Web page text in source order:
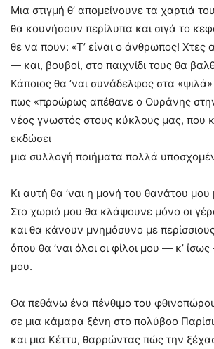
Μια στιγμή θ’ απομείνουνε τα χαρτιά
θα κουνήσουν περίλυπα και σιγά το
θε να πουν: «Τ’ είναι ο άνθρωπος! Χτες
— και, βουβοί, στο παιχνίδι τους θα
Κάποιος θα ’ναι συνάδελφος στα
πως «προώρως απέθανε ο Ουράνης
νέος γνωστός στους κύκλους μας, που
εκδώσει
μια συλλογή ποιήματα πολλά
Κι αυτή θα ’ναι η μονή του θανάτου μου
Στο χωριό μου θα κλάψουνε μόνο οι
και θα κάνουν μνημόσυνο με
όπου θα ’ναι όλοι οι φίλοι μου — κ’
μου.
Θα πεθάνω ένα πένθιμο του φθινοπώρου
σε μια κάμαρα ξένη στο πολύβοο
και μια Κέττυ, θαρρώντας πώς την